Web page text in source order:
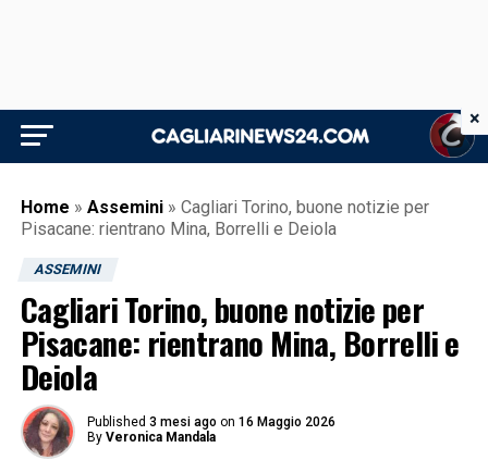
Home » Assemini » Cagliari Torino, buone notizie per
Pisacane: rientrano Mina, Borrelli e Deiola
ASSEMINI
Cagliari Torino, buone notizie per
Pisacane: rientrano Mina, Borrelli e
Deiola
Published 3 mesi ago on 16 Maggio 2026
By Veronica Mandala
×